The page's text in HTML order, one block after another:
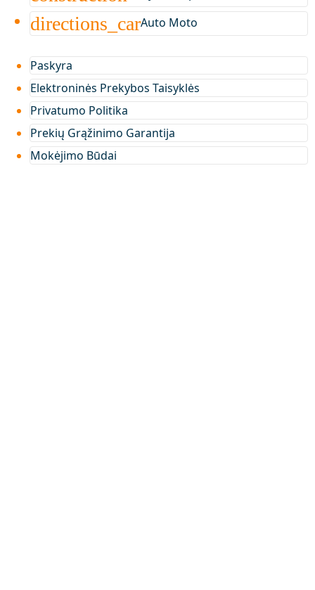
directions_carAuto Moto
Paskyra
Elektroninės Prekybos Taisyklės
Privatumo Politika
Prekių Grąžinimo Garantija
Mokėjimo Būdai